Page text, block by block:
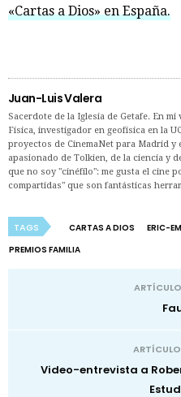
«Cartas a Dios» en España.
Juan-Luis Valera
Sacerdote de la Iglesia de Getafe. En
Física, investigador en geofísica en la
proyectos de CinemaNet para Madrid y
apasionado de Tolkien, de la ciencia y
que no soy "cinéfilo": me gusta el cine
compartidas" que son fantásticas
TAGS CARTAS A DIOS ERIC-
PREMIOS FAMILIA
Video-entrevista a